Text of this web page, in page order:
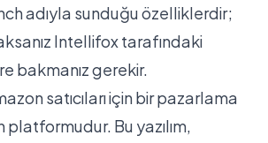
adıyla sunduğu özelliklerdir;
Intellifox tarafındaki
bakmanız gerekir.
satıcıları için bir pazarlama
Bu yazılım,